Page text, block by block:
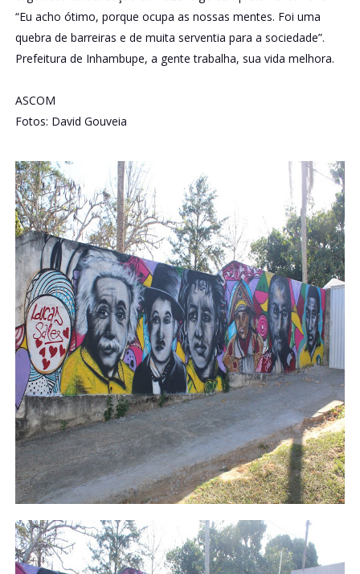
“Eu acho ótimo, porque ocupa as nossas mentes. Foi uma
quebra de barreiras e de muita serventia para a sociedade”.
Prefeitura de Inhambupe, a gente trabalha, sua vida melhora.
ASCOM
Fotos: David Gouveia